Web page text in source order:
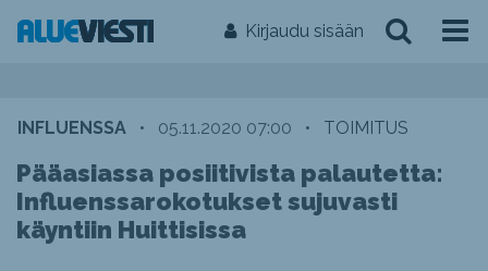
Kirjaudu sisään
INFLUENSSA • 05.11.2020 07:00 • TOIMITUS
Pääasiassa posiitivista palautetta:
Influenssarokotukset sujuvasti
käyntiin Huittisissa